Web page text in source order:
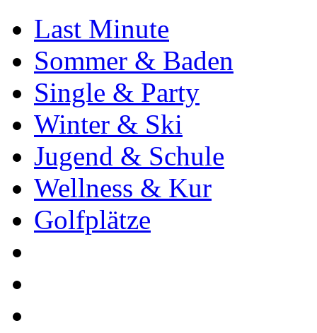
Last Minute
Sommer & Baden
Single & Party
Winter & Ski
Jugend & Schule
Wellness & Kur
Golfplätze